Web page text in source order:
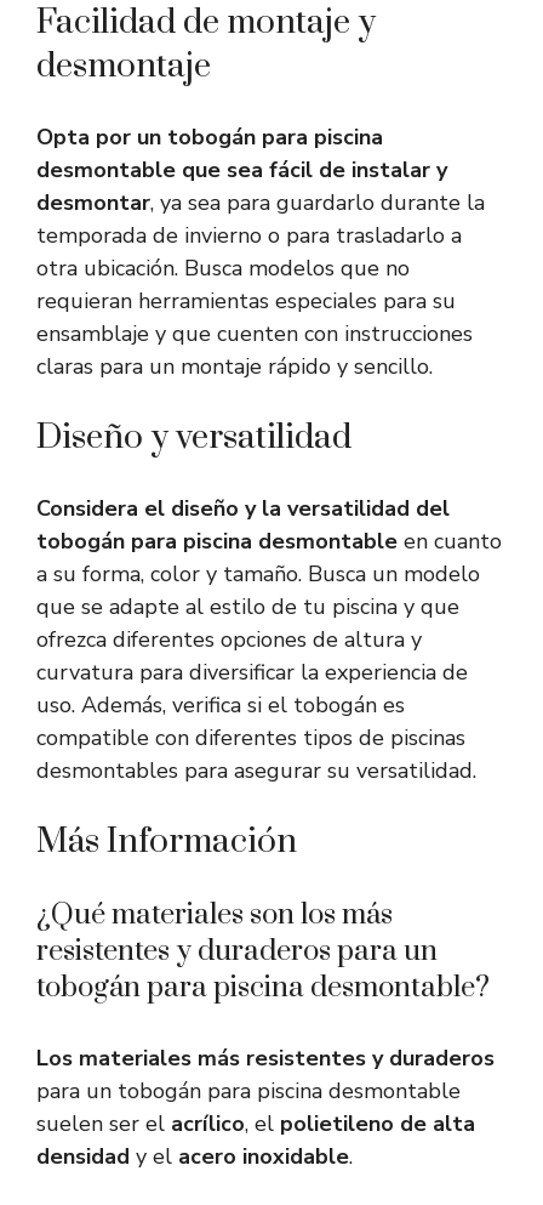
Facilidad de montaje y
desmontaje
Opta por un tobogán para piscina
desmontable que sea fácil de instalar y
desmontar, ya sea para guardarlo durante la
temporada de invierno o para trasladarlo a
otra ubicación. Busca modelos que no
requieran herramientas especiales para su
ensamblaje y que cuenten con instrucciones
claras para un montaje rápido y sencillo.
Diseño y versatilidad
Considera el diseño y la versatilidad del
tobogán para piscina desmontable en cuanto
a su forma, color y tamaño. Busca un modelo
que se adapte al estilo de tu piscina y que
ofrezca diferentes opciones de altura y
curvatura para diversificar la experiencia de
uso. Además, verifica si el tobogán es
compatible con diferentes tipos de piscinas
desmontables para asegurar su versatilidad.
Más Información
¿Qué materiales son los más
resistentes y duraderos para un
tobogán para piscina desmontable?
Los materiales más resistentes y duraderos
para un tobogán para piscina desmontable
suelen ser el acrílico, el polietileno de alta
densidad y el acero inoxidable.